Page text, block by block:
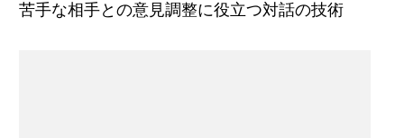
苦手な相手との意見調整に役立つ対話の技術